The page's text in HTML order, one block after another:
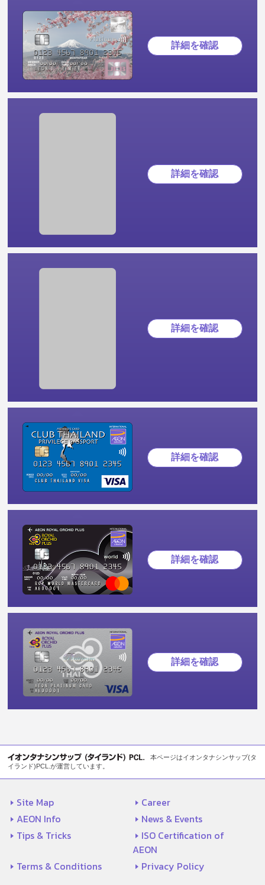
詳細を確認
詳細を確認
詳細を確認
詳細を確認
詳細を確認
詳細を確認
本ページはイオンタナシンサップ(タ
イランド)PCL.が運営しています。
Site Map
Career
AEON Info
News & Events
Tips & Tricks
ISO Certification of
AEON
Terms & Conditions
Privacy Policy